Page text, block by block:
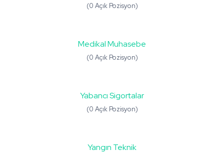
(0 Açık Pozisyon)
Medikal Muhasebe
(0 Açık Pozisyon)
Yabancı Sigortalar
(0 Açık Pozisyon)
Yangın Teknik